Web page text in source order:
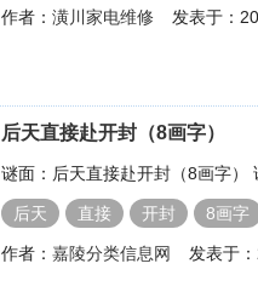
作者：潢川家电维修 发表于：
后天直接赴开封（8画字）
谜面：后天直接赴开封（8画字）
后天 直接 开封 8画字
作者：嘉陵分类信息网 发表于